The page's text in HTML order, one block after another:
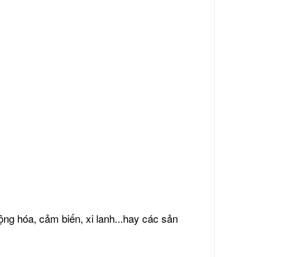
hóa, cảm biến, xi lanh...hay các sản